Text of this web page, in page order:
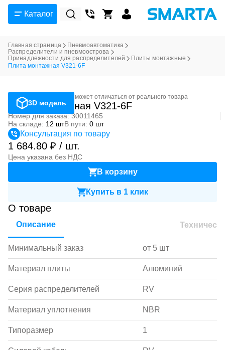
Каталог
Главная страница
Пневмоавтоматика
Распределители и пневмоострова
Принадлежности для распределителей
Плиты монтажные
Плита монтажная V321-6F
3D модель
Фотография может отличаться от реального товара
Плита монтажная V321-6F
Номер для заказа: 30011465
На складе: 12 штВ пути: 0 шт
Консультация по товару
1 684.80 ₽ / шт.
Цена указана без НДС
В корзину
Купить в 1 клик
О товаре
Описание
Минимальный заказ от 5 шт
Материал плиты Алюминий
Серия распределителей RV
Материал уплотнения NBR
Типоразмер 1